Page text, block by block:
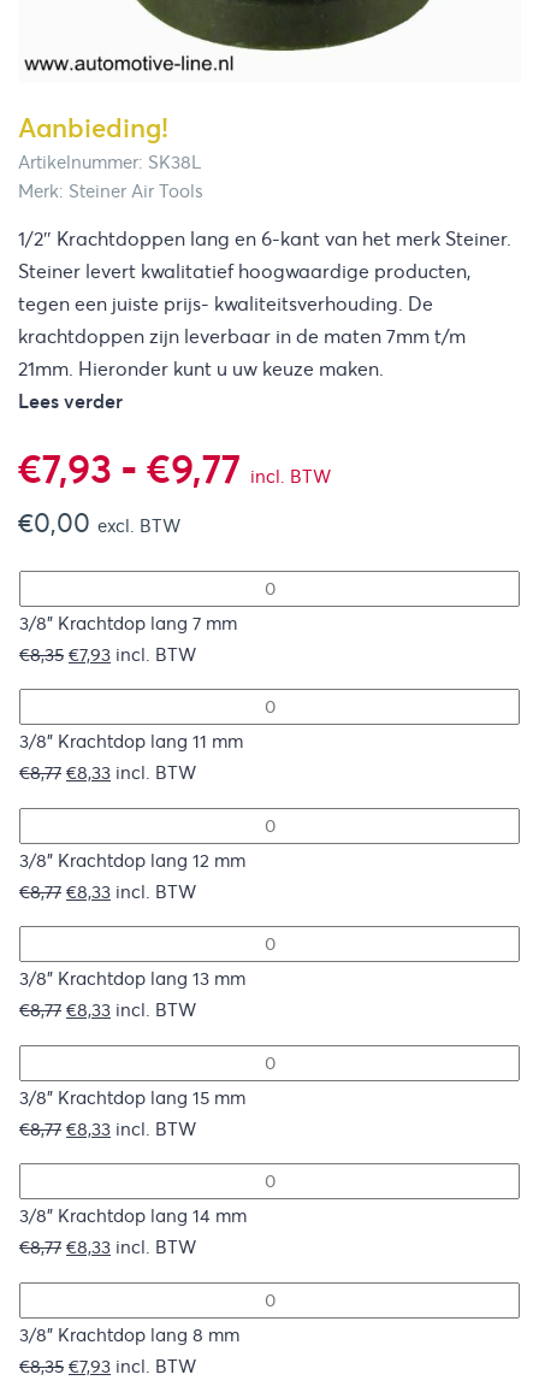
Aanbieding!
Artikelnummer: SK38L
Merk: Steiner Air Tools
1/2″ Krachtdoppen lang en 6-kant van het merk Steiner.
Steiner levert kwalitatief hoogwaardige producten,
tegen een juiste prijs- kwaliteitsverhouding. De
krachtdoppen zijn leverbaar in de maten 7mm t/m
21mm. Hieronder kunt u uw keuze maken.
Lees verder
€7,93 - €9,77 Prijsklasse:
tot
incl. BTW
€0,00 excl. BTW
3/8" Krachtdop lang 7 mm
€8,35 Oorspronkelijke
€8,35.
€7,93Huidige
€7,93.
incl. BTW
3/8" Krachtdop lang 11 mm
€8,77 Oorspronkelijke
€8,77.
€8,33Huidige
€8,33.
incl. BTW
3/8" Krachtdop lang 12 mm
€8,77 Oorspronkelijke
€8,77.
€8,33Huidige
€8,33.
incl. BTW
3/8" Krachtdop lang 13 mm
€8,77 Oorspronkelijke
€8,77.
€8,33Huidige
€8,33.
incl. BTW
3/8" Krachtdop lang 15 mm
€8,77 Oorspronkelijke
€8,77.
€8,33Huidige
€8,33.
incl. BTW
3/8" Krachtdop lang 14 mm
€8,77 Oorspronkelijke
€8,77.
€8,33Huidige
€8,33.
incl. BTW
3/8" Krachtdop lang 8 mm
€8,35 Oorspronkelijke
€7,93Huidige
incl. BTW